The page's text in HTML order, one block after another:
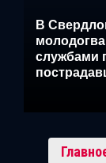
В
службами